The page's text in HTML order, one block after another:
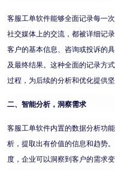
客服工单软件能够全面记录每一
社交媒体上的交流，都被详细记
客户的基本信息、咨询或投诉的
及最终结果。这种全面的记录方
过程，为后续的分析和优化提供坚
二、智能分析，洞察需求
客服工单软件内置的数据分析功
析，提取出有价值的信息和趋势
度，企业可以洞察到客户的需求